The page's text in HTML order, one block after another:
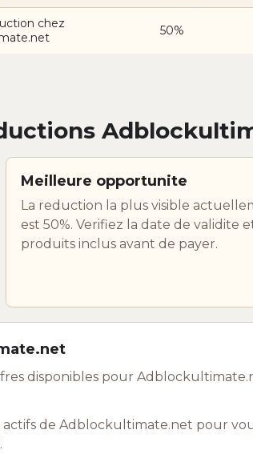
chez
50%
Meilleure opportunite
La reduction la plus visible
est 50%. Verifiez la date de validite
produits inclus avant de payer.
disponibles pour
de Adblockultimate.net pour